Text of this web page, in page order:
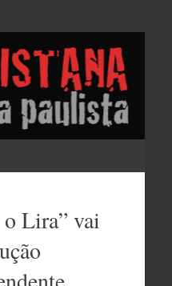
e a
Lira” vai